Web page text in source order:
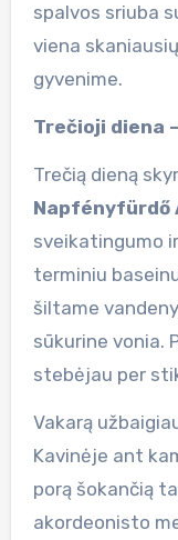
spalvos sriuba
viena
gyvenime.
Trečioji diena
Trečią dieną
Napfényfürdő
sveikatingumo
terminiu
šiltame
sūkurine vonia.
stebėjau per
Vakarą
Kavinėje ant
porą šokančią
akordeonisto